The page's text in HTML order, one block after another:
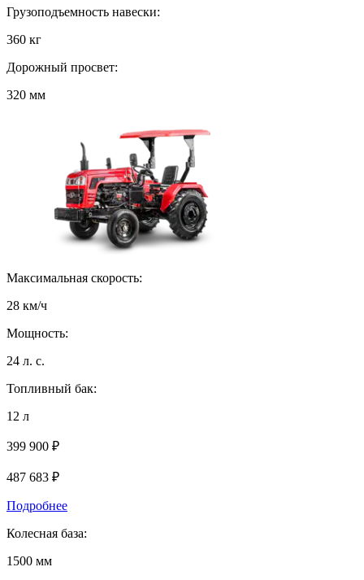
Грузоподъемность навески:
360 кг
Дорожный просвет:
320 мм
Максимальная скорость:
28 км/ч
Мощность:
24 л. с.
Топливный бак:
12 л
399 900 ₽
487 683 ₽
Подробнее
Колесная база:
1500 мм